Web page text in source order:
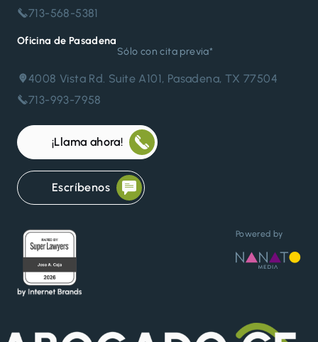
713-568-5381
Oficina de Pasadena
Sólo con cita previa*
4008 Vista Rd. Suite A101, Pasadena, TX 77504
713-993-7958
¡Llama ahora!
Escríbenos
Powered by